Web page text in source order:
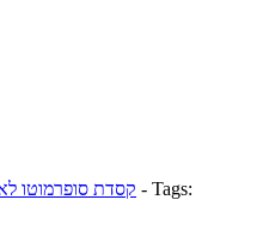
קסדת סופרמוטו - Tags: